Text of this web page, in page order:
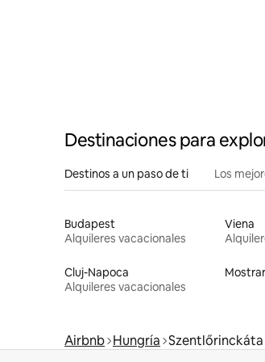
Destinaciones para
Destinos a un paso de ti Los
Budapest
Alquileres vacacionales
Viena
Cluj-Napoca
Alquileres vacacionales
Airbnb Hungría Szentlőrinckáta